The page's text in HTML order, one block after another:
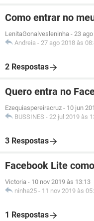
Como entrar no
LenitaGonalvesleninha - 23
Andreia - 27 ago 2018 às
2 Respostas
Quero entra no
Ezequiaspereiracruz - 10 jun
BUSSINES - 22 jul 2019 às
3 Respostas
Facebook Lite
Victoria - 10 nov 2019 às 13:13
ninha25 - 11 nov 2019 às
1 Respostas